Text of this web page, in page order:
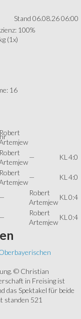
Stand 06.08.26 06:00
100%
(1x)
16
Robert
Robert
— KL 4:0
Robert
— KL 4:0
—
Robert
Artemjew
KL 0:4
—
Robert
Artemjew
KL 0:4
© Christian
in Freising ist
das Spektakel für beide
standen 521